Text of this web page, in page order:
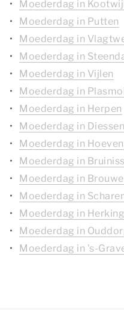
Moederdag in
Moederdag in Putten
Moederdag in
Moederdag in
Moederdag in Vijlen
Moederdag in
Moederdag in Herpen
Moederdag in
Moederdag in Hoeven
Moederdag in
Moederdag in
Moederdag in
Moederdag in
Moederdag in
Moederdag in 's-